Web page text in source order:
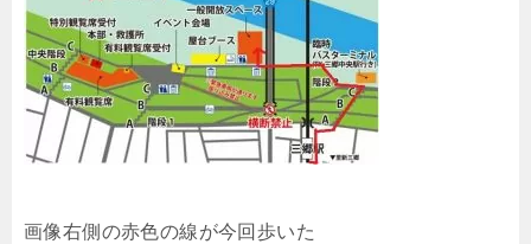
画像右側の赤色の線が今回歩いた